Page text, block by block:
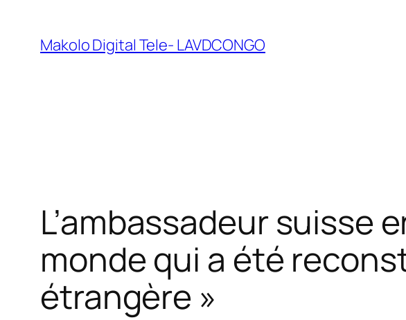
Makolo Digital Tele- LAVDCONGO
L’ambassadeur suisse
monde qui a été
étrangère »